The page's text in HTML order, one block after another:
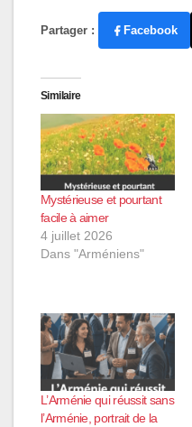
Partager : Facebook
Similaire
Mystérieuse et pourtant
facile à aimer
4 juillet 2026
Dans "Arméniens"
L’Arménie qui réussit sans
l’Arménie, portrait de la